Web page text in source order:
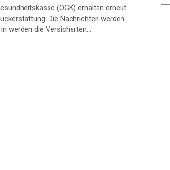
(ÖGK) erhalten erneut
Die Nachrichten werden
werden die Versicherten...